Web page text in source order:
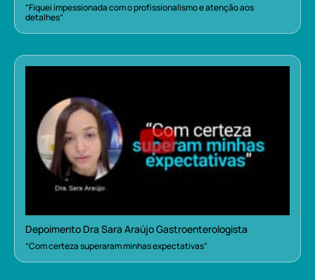
“Fiquei impessionada com o profissionalismo e atenção aos
detalhes”
Depoimento Dra Sara Araújo Gastroenterologista
“Com certeza superaram minhas expectativas”